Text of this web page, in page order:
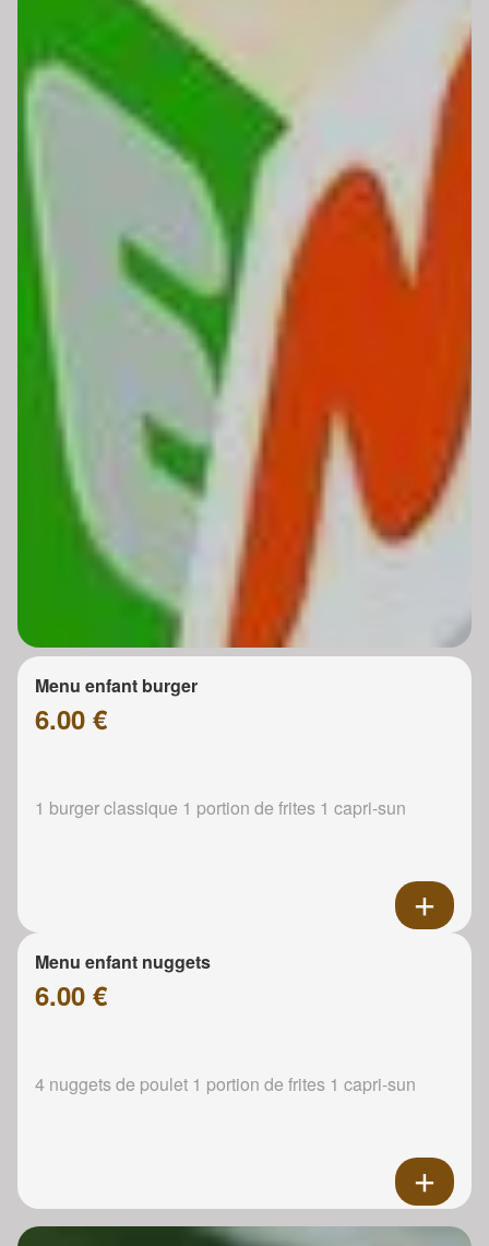
Menu enfant burger
6.00 €
1 burger classique 1 portion de frites 1 capri-sun
Menu enfant nuggets
6.00 €
4 nuggets de poulet 1 portion de frites 1 capri-sun